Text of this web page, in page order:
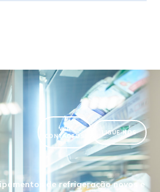
VER
CONTACTOS
LIGUE-NOS
de refrigeração novos e